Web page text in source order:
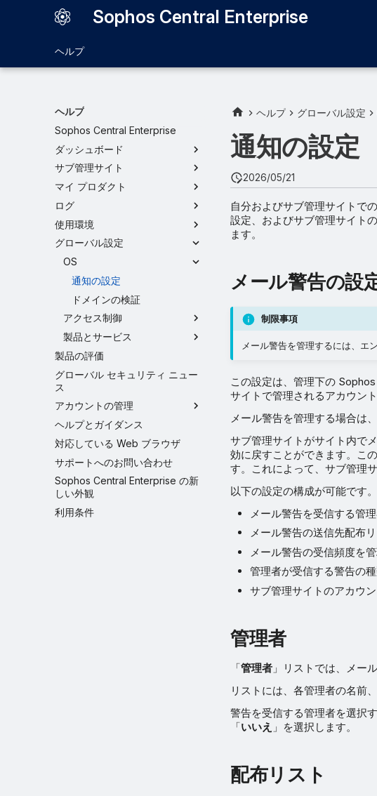
Sophos Central Enterprise
ヘルプ
ヘルプ
Sophos Central Enterprise
ダッシュボード
サブ管理サイト
マイ プロダクト
ログ
使用環境
グローバル設定
OS
通知の設定
ドメインの検証
アクセス制御
製品とサービス
製品の評価
グローバル セキュリティ ニュー
ス
アカウントの管理
ヘルプとガイダンス
対応している Web ブラウザ
サポートへのお問い合わせ
Sophos Central Enterprise の新
しい外観
利用条件
ヘルプ グローバル設定
通知の設定
2026/05/21
自分およびサブ管理サイトで
設定、およびサブ管理サイト
ます。
メール警告の設
制限事項
メール警告を管理するには、エ
この設定は、管理下の
サイトで管理されるアカウン
メール警告を管理する場合は
サブ管理サイトがサイト内で
効に戻すことができます。こ
す。これによって、サブ管理
以下の設定の構成が可能です。
メール警告を受信する管理
メール警告の送信先配布
メール警告の受信頻度を管
管理者が受信する警告の
サブ管理サイトのアカウ
管理者
「管理者 」リストでは、メー
リストには、各管理者の名前
警告を受信する管理者を選択
「いいえ 」を選択します。
配布リスト